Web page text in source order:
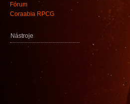
Fórum
Coraabia RPCG
Nástroje